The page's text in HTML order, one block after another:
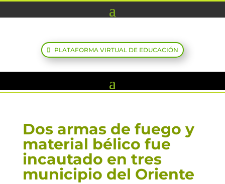
PLATAFORMA VIRTUAL DE EDUCACIÓN
Dos armas de fuego y
material bélico fue
incautado en tres
municipio del Oriente